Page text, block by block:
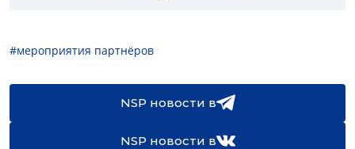
#мероприятия партнёров
NSP новости в
NSP новости в